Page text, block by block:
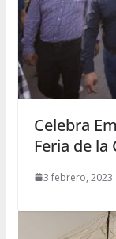
Celebra
Feria de la
3 febrero, 2023